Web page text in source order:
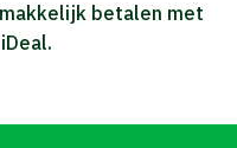
betalen met